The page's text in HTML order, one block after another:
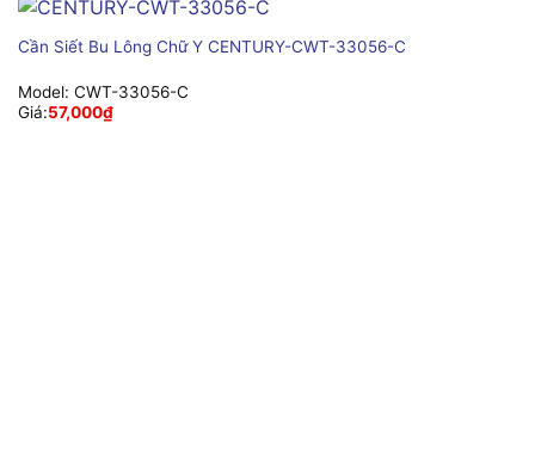
Cần Siết Bu Lông Chữ Y CENTURY-CWT-33056-C
Model: CWT-33056-C
Giá:57,000₫